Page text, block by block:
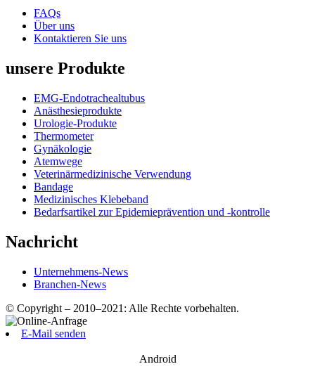
FAQs
Über uns
Kontaktieren Sie uns
unsere Produkte
EMG-Endotrachealtubus
Anästhesieprodukte
Urologie-Produkte
Thermometer
Gynäkologie
Atemwege
Veterinärmedizinische Verwendung
Bandage
Medizinisches Klebeband
Bedarfsartikel zur Epidemieprävention und -kontrolle
Nachricht
Unternehmens-News
Branchen-News
© Copyright – 2010–2021: Alle Rechte vorbehalten.
E-Mail senden
Android